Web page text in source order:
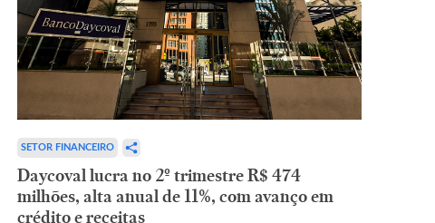
SETOR FINANCEIRO
Daycoval lucra no 2º trimestre R$ 474
milhões, alta anual de 11%, com avanço em
crédito e receitas